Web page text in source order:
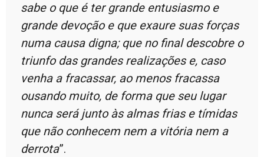
sabe o que é ter grande entusiasmo e
grande devoção e que exaure suas forças
numa causa digna; que no final descobre o
triunfo das grandes realizações e, caso
venha a fracassar, ao menos fracassa
ousando muito, de forma que seu lugar
nunca será junto às almas frias e tímidas
que não conhecem nem a vitória nem a
derrota”.